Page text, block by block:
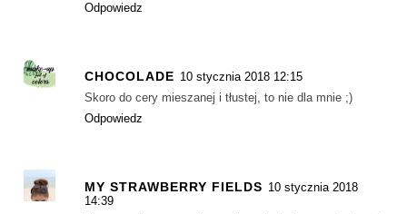
Odpowiedz
CHOCOLADE 10 stycznia 2018 12:15
Skoro do cery mieszanej i tłustej, to nie dla mnie ;)
Odpowiedz
MY STRAWBERRY FIELDS 10 stycznia 2018
14:39